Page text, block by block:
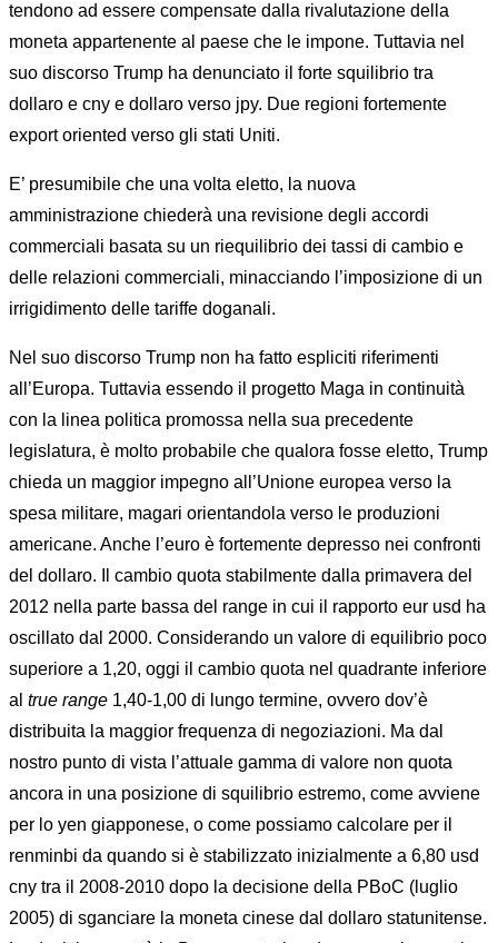
tendono ad essere compensate dalla rivalutazione della
moneta appartenente al paese che le impone. Tuttavia nel
suo discorso Trump ha denunciato il forte squilibrio tra
dollaro e cny e dollaro verso jpy. Due regioni fortemente
export oriented verso gli stati Uniti.
E’ presumibile che una volta eletto, la nuova
amministrazione chiederà una revisione degli accordi
commerciali basata su un riequilibrio dei tassi di cambio e
delle relazioni commerciali, minacciando l’imposizione di un
irrigidimento delle tariffe doganali.
Nel suo discorso Trump non ha fatto espliciti riferimenti
all’Europa. Tuttavia essendo il progetto Maga in continuità
con la linea politica promossa nella sua precedente
legislatura, è molto probabile che qualora fosse eletto, Trump
chieda un maggior impegno all’Unione europea verso la
spesa militare, magari orientandola verso le produzioni
americane. Anche l’euro è fortemente depresso nei confronti
del dollaro. Il cambio quota stabilmente dalla primavera del
2012 nella parte bassa del range in cui il rapporto eur usd ha
oscillato dal 2000. Considerando un valore di equilibrio poco
superiore a 1,20, oggi il cambio quota nel quadrante inferiore
al true range 1,40-1,00 di lungo termine, ovvero dov’è
distribuita la maggior frequenza di negoziazioni. Ma dal
nostro punto di vista l’attuale gamma di valore non quota
ancora in una posizione di squilibrio estremo, come avviene
per lo yen giapponese, o come possiamo calcolare per il
renminbi da quando si è stabilizzato inizialmente a 6,80 usd
cny tra il 2008-2010 dopo la decisione della PBoC (luglio
2005) di sganciare la moneta cinese dal dollaro statunitense.